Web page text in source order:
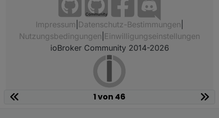
Community
Impressum Datenschutz-Bestimmungen
Nutzungsbedingungen Einwilligungseinstellungen
ioBroker Community 2014-2026
1 von 46